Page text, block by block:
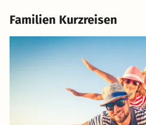
Familien Kurzreisen